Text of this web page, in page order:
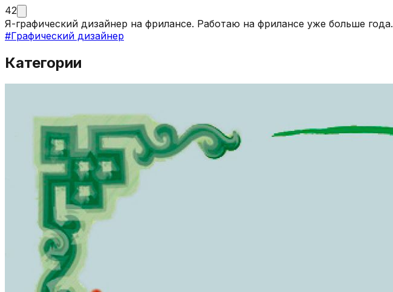
42
Я-графический дизайнер на фрилансе. Работаю на фрилансе уже больше года.
#Графический дизайнер
Категории